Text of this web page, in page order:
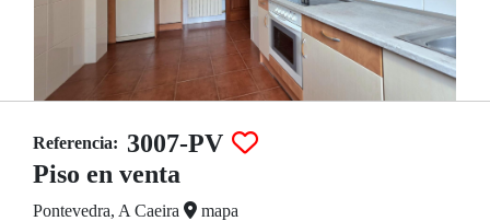
Referencia: 3007-PV
Piso en venta
Pontevedra, A Caeira mapa